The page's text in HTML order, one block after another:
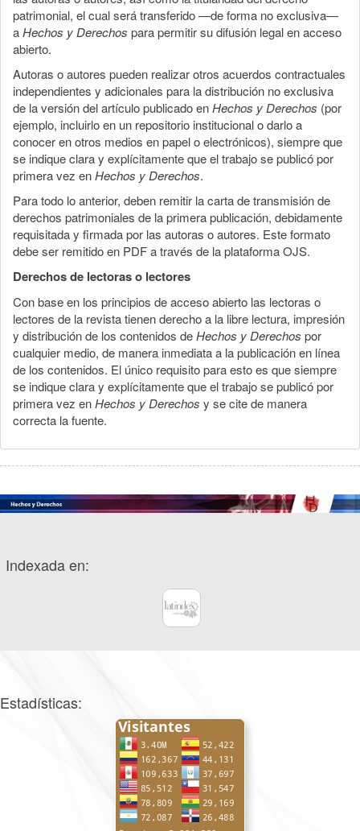
patrimonial, el cual será transferido —de forma no exclusiva—
aHechos y Derechos para permitir su difusión legal en acceso
abierto.
Autoras o autores pueden realizar otros acuerdos contractuales
independientes y adicionales para la distribución no exclusiva
de la versión del artículo publicado enHechos y Derechos (por
ejemplo, incluirlo en un repositorio institucional o darlo a
conocer en otros medios en papel o electrónicos), siempre que
se indique clara y explícitamente que el trabajo se publicó por
primera vez enHechos y Derechos.
Para todo lo anterior, deben remitir la carta de transmisión de
derechos patrimoniales de la primera publicación, debidamente
requisitada y firmada por las autoras o autores. Este formato
debe ser remitido en PDF a través de la plataforma OJS.
Derechos de lectoras o lectores
Con base en los principios de acceso abierto las lectoras o
lectores de la revista tienen derecho a la libre lectura, impresión
y distribución de los contenidos deHechos y Derechos por
cualquier medio, de manera inmediata a la publicación en línea
de los contenidos. El único requisito para esto es que siempre
se indique clara y explícitamente que el trabajo se publicó por
primera vez enHechos y Derechos y se cite de manera
correcta la fuente.
Indexada en:
Estadísticas: